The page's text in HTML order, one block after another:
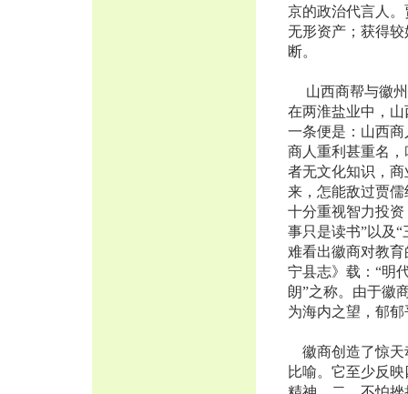
京的政治代言人
无形资产；获得
断。
山西商帮与徽州
在两淮盐业中，
一条便是：山西
商人重利甚重名
者无文化知识，
来，怎能敌过贾
十分重视智力投
事只是读书”以及
难看出徽商对教
宁县志》载：“明
朗”之称。由于徽
为海内之望，郁郁
徽商创造了惊天
比喻。它至少反